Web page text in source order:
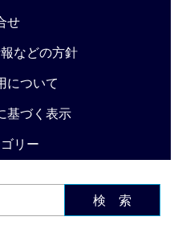
せ
などの方針
について
基づく表示
リー
検 索